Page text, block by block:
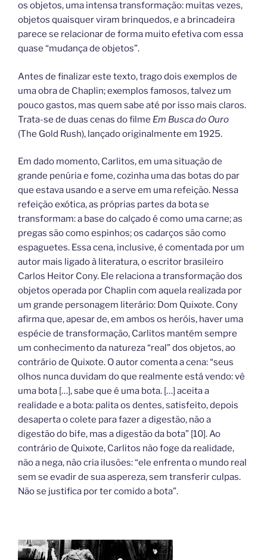
os objetos, uma intensa transformação: muitas vezes,
objetos quaisquer viram brinquedos, e a brincadeira
parece se relacionar de forma muito efetiva com essa
quase “mudança de objetos”.
Antes de finalizar este texto, trago dois exemplos de
uma obra de Chaplin; exemplos famosos, talvez um
pouco gastos, mas quem sabe até por isso mais claros.
Trata-se de duas cenas do filme Em Busca do Ouro
(The Gold Rush), lançado originalmente em 1925.
Em dado momento, Carlitos, em uma situação de
grande penúria e fome, cozinha uma das botas do par
que estava usando e a serve em uma refeição. Nessa
refeição exótica, as próprias partes da bota se
transformam: a base do calçado é como uma carne; as
pregas são como espinhos; os cadarços são como
espaguetes. Essa cena, inclusive, é comentada por um
autor mais ligado à literatura, o escritor brasileiro
Carlos Heitor Cony. Ele relaciona a transformação dos
objetos operada por Chaplin com aquela realizada por
um grande personagem literário: Dom Quixote. Cony
afirma que, apesar de, em ambos os heróis, haver uma
espécie de transformação, Carlitos mantém sempre
um conhecimento da natureza “real” dos objetos, ao
contrário de Quixote. O autor comenta a cena: “seus
olhos nunca duvidam do que realmente está vendo: vê
uma bota […], sabe que é uma bota. […] aceita a
realidade e a bota: palita os dentes, satisfeito, depois
desaperta o colete para fazer a digestão, não a
digestão do bife, mas a digestão da bota” [10]. Ao
contrário de Quixote, Carlitos não foge da realidade,
não a nega, não cria ilusões: “ele enfrenta o mundo real
sem se evadir de sua aspereza, sem transferir culpas.
Não se justifica por ter comido a bota”.